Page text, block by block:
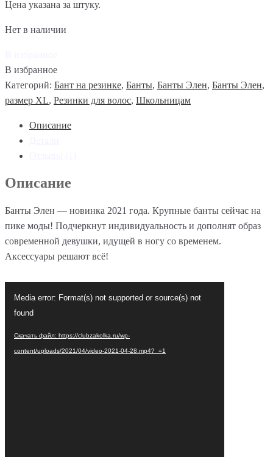
Цена указана за штуку.
Нет в наличии
В избранное
Категорий: Бант на резинке, Банты, Банты Элен, Банты Элен,
размер XL, Резинки для волос, Школьницам
Описание
Описание
Банты Элен — новинка 2021 года. Крупные банты сейчас на
пике моды! Подчеркнут индивидуальность и дополнят образ
современной девушки, идущей в ногу со временем.
Аксессуары решают всё!
Media error: Format(s) not supported or source(s) not
found
Скачать файл: https://clubzakolka.ru/wp-
content/uploads/2021/04/video-2021-04-28.mp4?_=1